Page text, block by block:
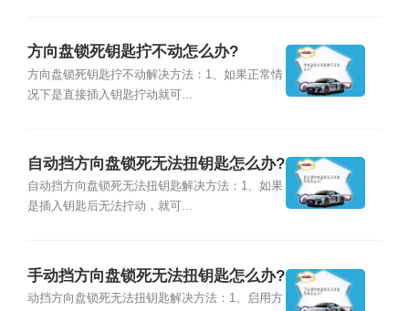
方向盘锁死钥匙拧不动怎么办?
方向盘锁死钥匙拧不动解决方法：1、如果正常情
况下是直接插入钥匙拧动就可...
自动挡方向盘锁死无法扭钥匙怎么办?
自动挡方向盘锁死无法扭钥匙解决方法：1、如果
是插入钥匙后无法拧动，就可...
手动挡方向盘锁死无法扭钥匙怎么办?
动挡方向盘锁死无法扭钥匙解决方法：1、启用方